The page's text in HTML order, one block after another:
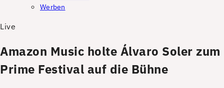
Werben
Live
Amazon Music holte Álvaro Soler zum
Prime Festival auf die Bühne